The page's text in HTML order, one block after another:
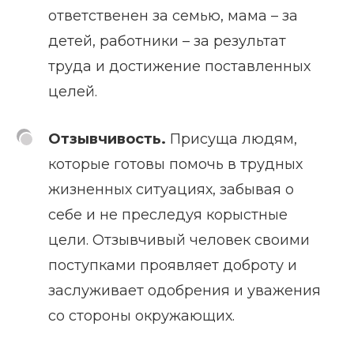
ответственен за семью, мама – за
детей, работники – за результат
труда и достижение поставленных
целей.
Отзывчивость. Присуща людям,
которые готовы помочь в трудных
жизненных ситуациях, забывая о
себе и не преследуя корыстные
цели. Отзывчивый человек своими
поступками проявляет доброту и
заслуживает одобрения и уважения
со стороны окружающих.